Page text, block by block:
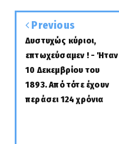
Previous
Δυστυχώς κύριοι,
επτωχεύσαμεν ! - Ήταν
10 Δεκεμβρίου του
1893. Aπό τότε έχουν
περάσει 124 χρόνια